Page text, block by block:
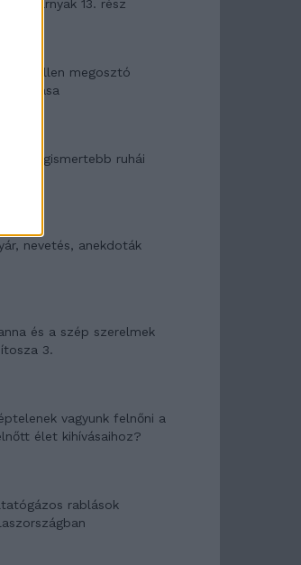
árnyak 13. rész
Allen megosztó
világ legismertebb ruhái
nevetés, anekdoták
és a szép szerelmek
3.
vagyunk felnőni a
élet kihívásaihoz?
rablások